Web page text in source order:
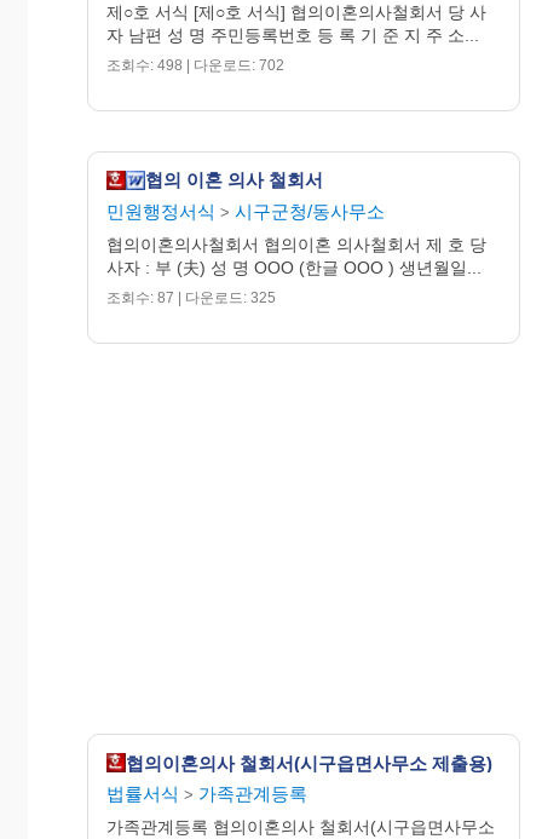
제○호 서식 [제○호 서식] 협의이혼의사철회서 당 사
자 남편 성 명 주민등록번호 등 록 기 준 지 주 소...
조회수: 498 | 다운로드: 702
협의 이혼 의사 철회서
민원행정서식 > 시구군청/동사무소
협의이혼의사철회서 협의이혼 의사철회서 제 호 당
사자 : 부 (夫) 성 명 OOO (한글 OOO ) 생년월일...
조회수: 87 | 다운로드: 325
협의이혼의사 철회서(시구읍면사무소 제출용)
법률서식 > 가족관계등록
가족관계등록 협의이혼의사 철회서(시구읍면사무소